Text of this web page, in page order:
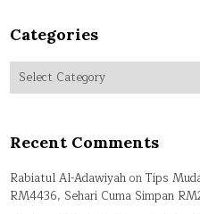
Categories
Categories
Recent Comments
Rabiatul Al-AdawiyahonTips
RM4436, Sehari Cuma Simpan